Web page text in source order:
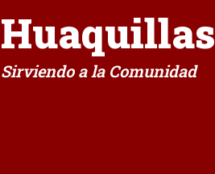
Huaquillas
Sirviendo a la Comunidad